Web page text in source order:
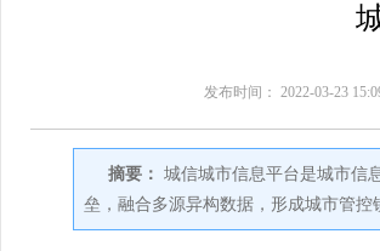
发布时间： 2022-03-23
摘要： 城信城市信息平台是城市信
垒，融合多源异构数据，形成城市管